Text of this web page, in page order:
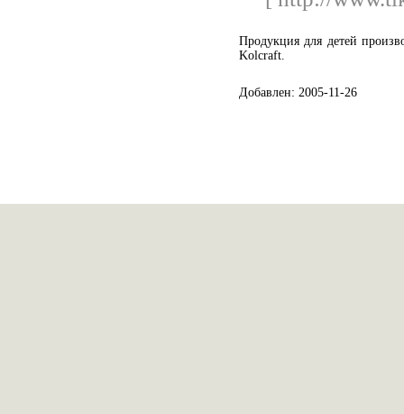
Продукция для детей
Kolcraft.
Добавлен: 2005-11-26